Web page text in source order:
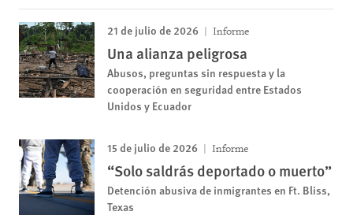
21 de julio de 2026 Informe
Una alianza peligrosa
Abusos, preguntas sin respuesta y la
cooperación en seguridad entre Estados
Unidos y Ecuador
15 de julio de 2026 Informe
“Solo saldrás deportado o muerto”
Detención abusiva de inmigrantes en Ft. Bliss,
Texas